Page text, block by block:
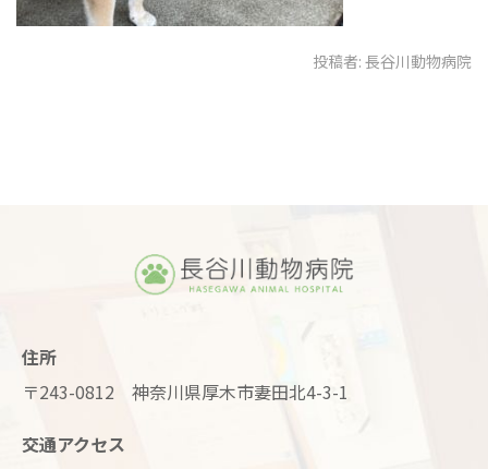
投稿者: 長谷川動物病院
住所
〒243-0812 神奈川県厚木市妻田北4-3-1
交通アクセス